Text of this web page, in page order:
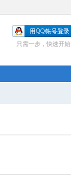
只需一步，快速开始